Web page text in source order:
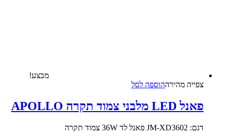
מבצע!
צפייה‬ ‫מהירה‬הוספה לסל
פאנל LED מלבני צמוד תקרה APOLLO
דגם: JM-XD3602 פאנל לד 36W צמוד תקרה